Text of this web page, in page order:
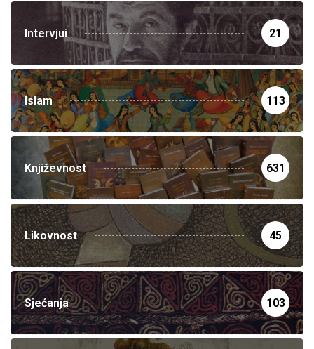
Intervjui 21
Islam 113
Književnost 631
Likovnost 45
Sjećanja 103